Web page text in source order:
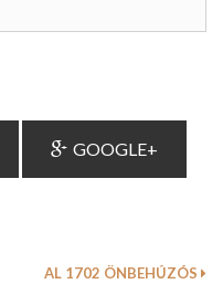
GOOGLE+
AL 1702 ÖNBEHÚZÓS